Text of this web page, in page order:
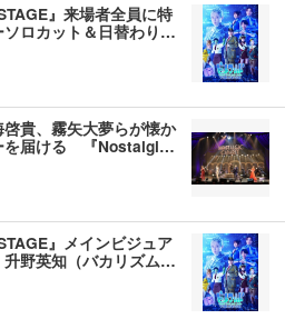
』来場者全員に特
ロカット＆日替わり…
貴、霧矢大夢らが懐か
を届ける 『Nostalgi…
』メインビジュア
野英知（バカリズム…